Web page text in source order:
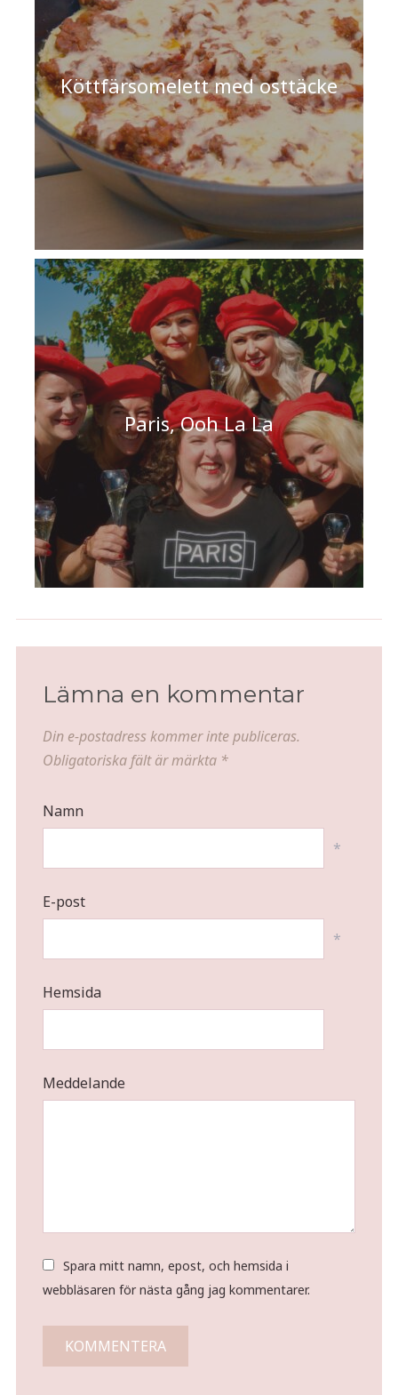
Köttfärsomelett med osttäcke
Paris, Ooh La La
Lämna en kommentar
Din e-postadress kommer inte publiceras.
Obligatoriska fält är märkta *
Namn
*
E-post
*
Hemsida
Meddelande
Spara mitt namn, epost, och hemsida i
webbläsaren för nästa gång jag kommentarer.